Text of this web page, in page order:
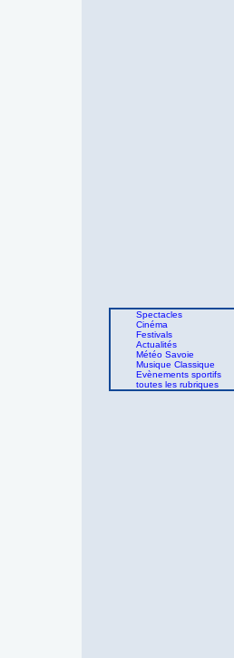
Spectacles
Cinéma
Festivals
Actualités
Météo Savoie
Musique Classique
Evènements sportifs
toutes les rubriques